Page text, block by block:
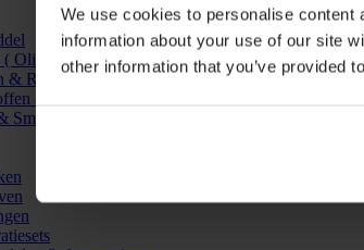
We use cookies to personalise
information about your use of our site
other information that you’ve provided
( Olie & Filter)
& Reinigers
& Smeermiddelen
Accessoires